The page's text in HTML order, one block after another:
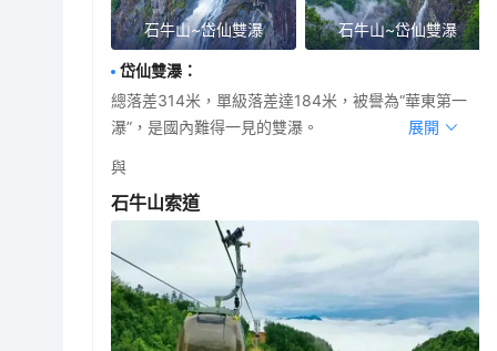
石牛山~岱仙雙瀑 石牛山~岱仙雙瀑
岱仙雙瀑：
總落差314米，單級落差達184米，被譽為“華東第一
瀑”，是國內難得一見的雙瀑。
展開
與
石牛山索道